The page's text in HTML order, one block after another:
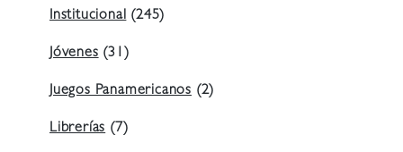
Institucional (245)
Jóvenes (31)
Juegos Panamericanos (2)
Librerías (7)